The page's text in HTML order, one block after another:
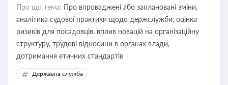
Про що тема: Про впроваджені або заплановані зміни,
аналітика судової практики щодо держслужби, оцінка
ризиків для посадовців, вплив новацій на організаційну
структуру, трудові відносини в органах влади,
дотримання етичних стандартів
Державна служба